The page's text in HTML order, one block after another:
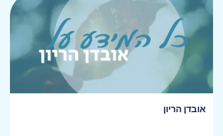
אובדן הריון